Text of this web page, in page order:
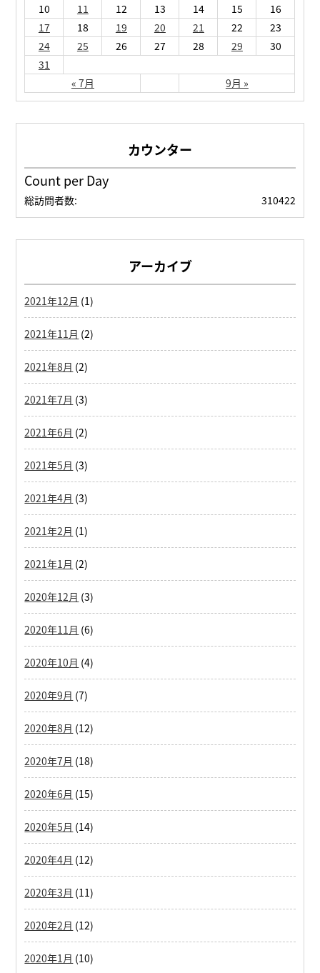
« 7月 9月 »
10 11 12 13 14 15
16
17
18 19 20 21 22
23
24
25 26 27 28 29
30
31
Count per Day
310422
総訪問者数:
アーカイブ
2021年12月 (1)
2021年11月 (2)
2021年8月 (2)
2021年7月 (3)
2021年6月 (2)
2021年5月 (3)
2021年4月 (3)
2021年2月 (1)
2021年1月 (2)
2020年12月 (3)
2020年11月 (6)
2020年10月 (4)
2020年9月 (7)
2020年8月 (12)
2020年7月 (18)
2020年6月 (15)
2020年5月 (14)
2020年4月 (12)
2020年3月 (11)
2020年2月 (12)
2020年1月 (10)